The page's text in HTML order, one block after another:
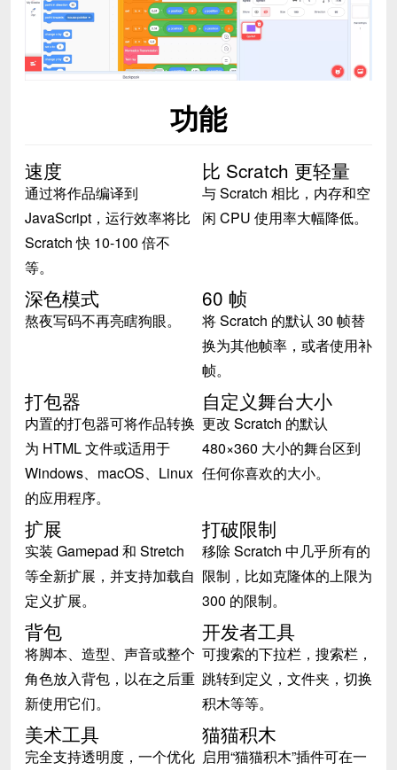
功能
速度
通过将作品编译到
JavaScript，运行效率将比
Scratch 快 10-100 倍不
等。
比 Scratch 更轻量
与 Scratch 相比，内存和空
闲 CPU 使用率大幅降低。
深色模式
熬夜写码不再亮瞎狗眼。
60 帧
将 Scratch 的默认 30 帧替
换为其他帧率，或者使用补
帧。
打包器
内置的打包器可将作品转换
为 HTML 文件或适用于
Windows、macOS、Linux
的应用程序。
自定义舞台大小
更改 Scratch 的默认
480×360 大小的舞台区到
任何你喜欢的大小。
扩展
实装 Gamepad 和 Stretch
等全新扩展，并支持加载自
定义扩展。
打破限制
移除 Scratch 中几乎所有的
限制，比如克隆体的上限为
300 的限制。
背包
将脚本、造型、声音或整个
角色放入背包，以在之后重
新使用它们。
开发者工具
可搜索的下拉栏，搜索栏，
跳转到定义，文件夹，切换
积木等等。
美术工具
完全支持透明度，一个优化
猫猫积木
启用“猫猫积木”插件可在一